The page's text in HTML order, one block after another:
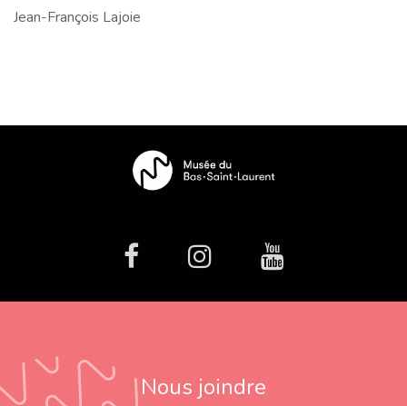
Jean-François Lajoie
facebookInstagramYoutube
Nous joindre